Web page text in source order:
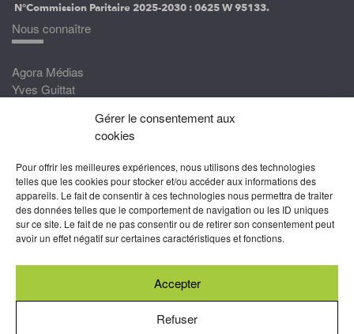
Gérer le consentement aux
cookies
Pour offrir les meilleures expériences, nous utilisons des technologies
telles que les cookies pour stocker et/ou accéder aux informations des
appareils. Le fait de consentir à ces technologies nous permettra de traiter
des données telles que le comportement de navigation ou les ID uniques
sur ce site. Le fait de ne pas consentir ou de retirer son consentement peut
avoir un effet négatif sur certaines caractéristiques et fonctions.
Accepter
Refuser
N°Commission Paritaire 2025-2030 :0625 W 95133.
Nous connaître
Agora Médias
Yves Guittat
Devenez correspondant
Rejoignez nos experts
Devenez Partenaire
Nous suivre
Abonnez-vous à nos newsletters